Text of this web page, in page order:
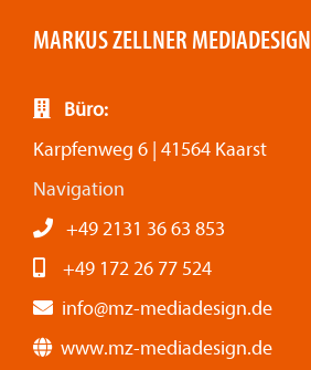
MARKUS ZELLNER MEDIADESIGN
Büro:
Karpfenweg 6 | 41564 Kaarst
Navigation
+49 2131 36 63 853
+49 172 26 77 524
info@mz-mediadesign.de
www.mz-mediadesign.de